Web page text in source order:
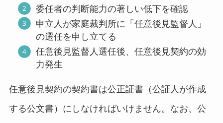
委任者の判断能力の著しい低下を確認
申立人が家庭裁判所に「任意後見監督人」
の選任を申し立てる
任意後見監督人選任後、任意後見契約の効
力発生
任意後見契約の契約書は公正証書（公証人が作成
する公文書）にしなければいけません。なお、公